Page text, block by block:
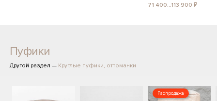
71 400...113 900 ₽
Пуфики
Другой раздел — Круглые пуфики, оттоманки
Распродажа